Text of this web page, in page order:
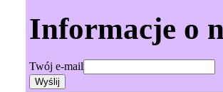
Informacje o
Twój e-mail